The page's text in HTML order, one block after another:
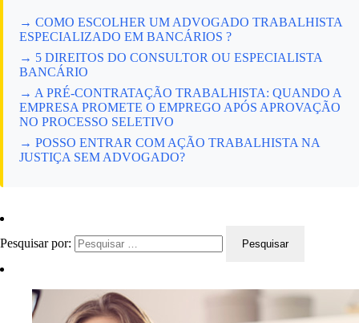
→ COMO ESCOLHER UM ADVOGADO TRABALHISTA
ESPECIALIZADO EM BANCÁRIOS ?
→ 5 DIREITOS DO CONSULTOR OU ESPECIALISTA
BANCÁRIO
→ A PRÉ-CONTRATAÇÃO TRABALHISTA: QUANDO A
EMPRESA PROMETE O EMPREGO APÓS APROVAÇÃO
NO PROCESSO SELETIVO
→ POSSO ENTRAR COM AÇÃO TRABALHISTA NA
JUSTIÇA SEM ADVOGADO?
Pesquisar por: